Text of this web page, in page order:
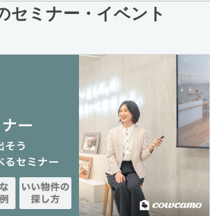
セミナー・イベント